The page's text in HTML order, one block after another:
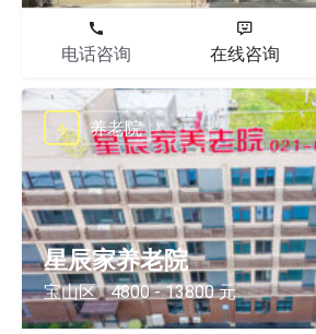
电话咨询 在线咨询
星辰家养老院
宝山区 4800 - 13800 元
养老院